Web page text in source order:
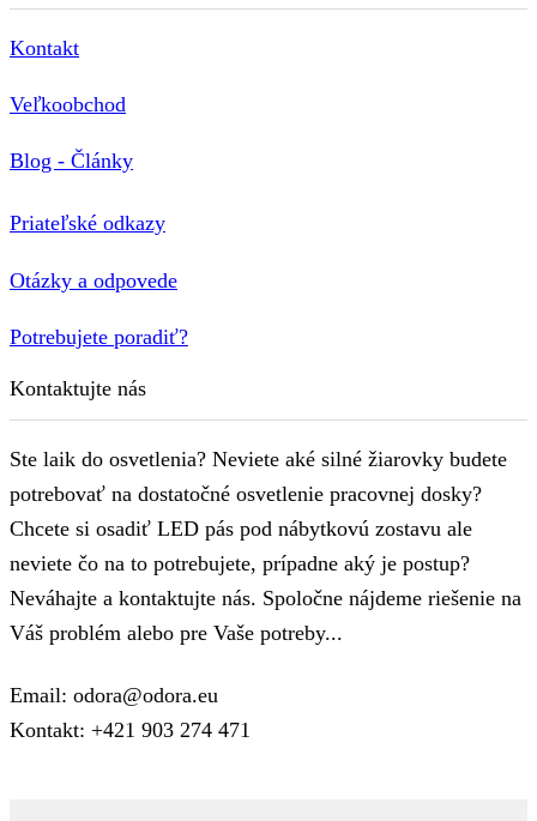
Kontakt
Veľkoobchod
Blog - Články
Priateľské odkazy
Otázky a odpovede
Potrebujete poradiť?
Kontaktujte nás
Ste laik do osvetlenia? Neviete aké silné žiarovky budete
potrebovať na dostatočné osvetlenie pracovnej dosky?
Chcete si osadiť LED pás pod nábytkovú zostavu ale
neviete čo na to potrebujete, prípadne aký je postup?
Neváhajte a kontaktujte nás. Spoločne nájdeme riešenie na
Váš problém alebo pre Vaše potreby...
Email: odora@odora.eu
Kontakt: +421 903 274 471